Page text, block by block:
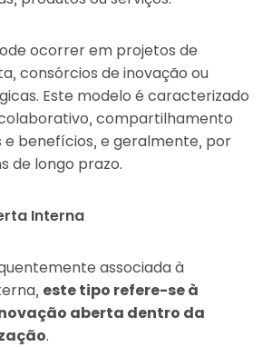
ocorrer em projetos de
consórcios de inovação ou
Este modelo é caracterizado
compartilhamento
e benefícios, e geralmente, por
de longo prazo.
Interna
associada à
este tipo refere-se à
aberta dentro da
.